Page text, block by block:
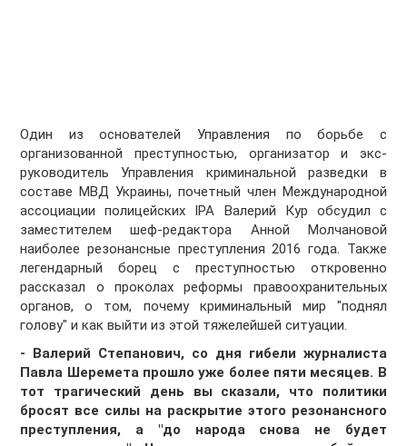
Один из основателей Управления по борьбе с
организованной преступностью, организатор и экс-
руководитель Управления криминальной разведки в
составе МВД Украины, почетный член Международной
ассоциации полицейских IPA Валерий Кур обсудил с
заместителем шеф-редактора Анной Молчановой
наиболее резонансные преступления 2016 года. Также
легендарный борец с преступностью откровенно
рассказал о проколах реформы правоохранительных
органов, о том, почему криминальный мир "поднял
голову" и как выйти из этой тяжелейшей ситуации.
- Валерий Степанович, со дня гибели журналиста
Павла Шеремета прошло уже более пяти месяцев. В
тот трагический день вы сказали, что политики
бросят все силы на раскрытие этого резонансного
преступления, а "до народа снова не будет